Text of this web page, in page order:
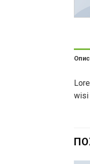
wisi